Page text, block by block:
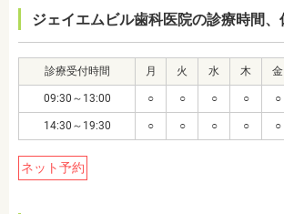
ジェイエムビル歯科医院の診療時間、
診療受付時間 月 火 水 木 金
09:30～13:00 ○ ○ ○ ○ ○
14:30～19:30 ○ ○ ○ ○ ○
ネット予約